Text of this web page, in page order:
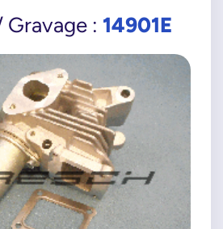
Gravage : 14901E